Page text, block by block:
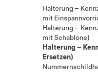
Halterung –
mit
Halterung –
mit Schablone)
Halterung –
Ersetzen)